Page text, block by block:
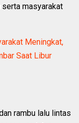
masyarakat
Meningkat,
Saat Libur
rambu lalu lintas